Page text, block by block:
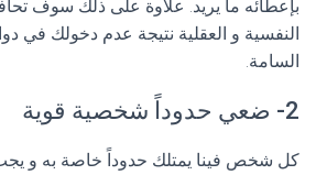
بإعطائه ما يريد. علاوة على ذلك سوف
النفسية و العقلية نتيجة عدم دخولك في
السامة.
2- ضعي حدوداً شخصية قوية
كل شخص فينا يمتلك حدوداً خاصة به و